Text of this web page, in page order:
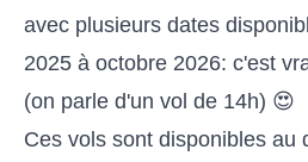
avec plusieurs dates
2025 à octobre 2026: c'est
(on parle d'un vol de 14h) 😍
Ces vols sont disponibles au